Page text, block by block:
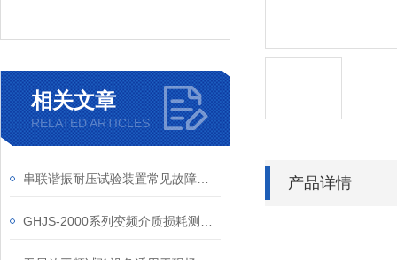
相关文章
RELATED ARTICLES
产品详情